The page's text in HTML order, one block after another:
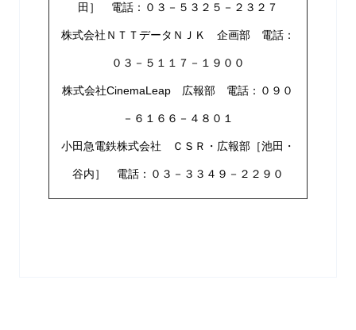
田］ 電話：０３－５３２５－２３２７
株式会社ＮＴＴデータＮＪＫ 企画部 電話：
０３－５１１７－１９００
株式会社CinemaLeap 広報部 電話：０９０
－６１６６－４８０１
小田急電鉄株式会社 ＣＳＲ・広報部［池田・
谷内］ 電話：０３－３３４９－２２９０